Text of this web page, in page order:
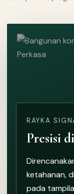
RAYKA
Presisi
ketahanan,
pada